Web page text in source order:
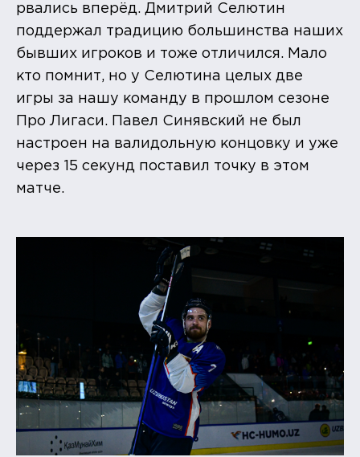
рвались вперёд. Дмитрий Селютин
поддержал традицию большинства наших
бывших игроков и тоже отличился. Мало
кто помнит, но у Селютина целых две
игры за нашу команду в прошлом сезоне
Про Лигаси. Павел Синявский не был
настроен на валидольную концовку и уже
через 15 секунд поставил точку в этом
матче.